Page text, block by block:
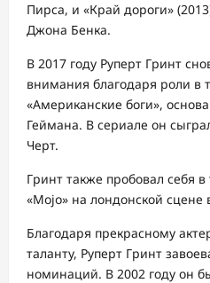
Пирса, и «Край дороги»
Джона Бенка.
В 2017 году Руперт Гринт
внимания благодаря роли в
«Американские боги»,
Геймана. В сериале он
Черт.
Гринт также пробовал себя
«Mojo» на лондонской сцене
Благодаря прекрасному
таланту, Руперт Гринт
номинаций. В 2002 году он